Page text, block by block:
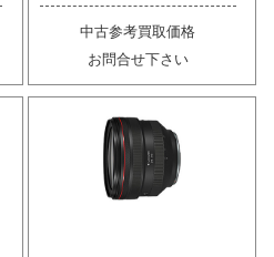
中古参考買取価格
お問合せ下さい